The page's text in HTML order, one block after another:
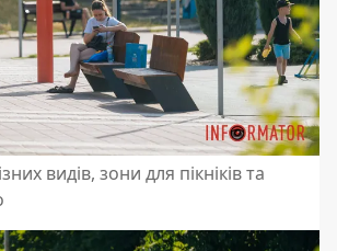
видів, зони для пікніків та